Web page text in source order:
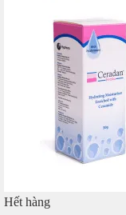
Hết hàng